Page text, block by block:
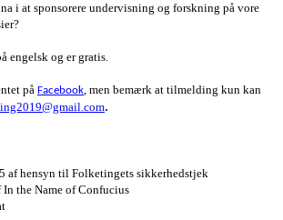
i at sponsorere undervisning og forskning på vore
engelsk og er gratis.
på Facebook, men bemærk at tilmelding kun kan
.
af hensyn til Folketingets sikkerhedstjek
the Name of Confucius